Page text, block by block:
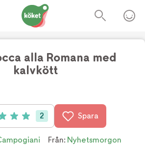
alla Romana med
kalvkött
av 5 (2 röster)
2 Spara
Från: Nyhetsmorgon